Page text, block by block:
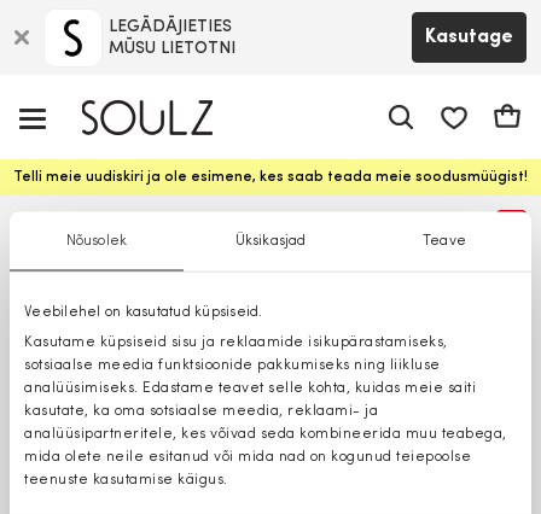
Nõusolek Üksikasjad Teave
Veebilehel on kasutatud küpsiseid.
Kasutame küpsiseid sisu ja reklaamide isikupärastamiseks,
sotsiaalse meedia funktsioonide pakkumiseks ning liikluse
analüüsimiseks. Edastame teavet selle kohta, kuidas meie saiti
kasutate, ka oma sotsiaalse meedia, reklaami- ja
analüüsipartneritele, kes võivad seda kombineerida muu teabega,
mida olete neile esitanud või mida nad on kogunud teiepoolse
teenuste kasutamise käigus.
LEGĀDĀJIETIES
MŪSU LIETOTNI
Kasutage
Telli meie uudiskiri ja ole esimene, kes saab teada meie soodusmüügist!